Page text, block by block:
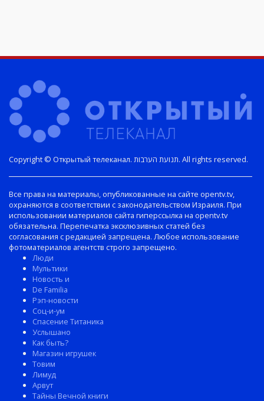
Copyright © Открытый телеканал. תנועת הערבות. All rights reserved.
Все права на материалы, опубликованные на сайте opentv.tv,
охраняются в соответствии с законодательством Израиля. При
использовании материалов сайта гиперссылка на opentv.tv
обязательна. Перепечатка эксклюзивных статей без
согласования с редакцией запрещена. Любое использование
фотоматериалов агентств строго запрещено.
Люди
Мультики
Новость и
De Familia
Рэп-новости
Соц-и-ум
Спасение Титаника
Услышано
Как быть?
Магазин игрушек
Товим
Лимуд
Арвут
Тайны Вечной книги